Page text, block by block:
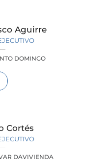
Aguirre
DOMINGO
Cortés
DAVIVIENDA